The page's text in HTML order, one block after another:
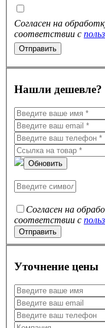
Согласен на
соответствии с
Нашли дешевле?
Обновить
Согласен на
соответствии с
Уточнение цены